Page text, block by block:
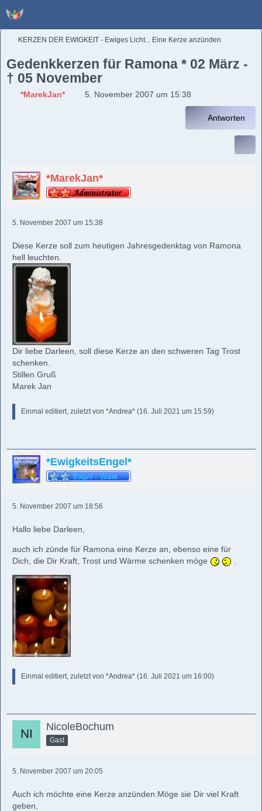
KERZEN DER EWIGKEIT - Ewiges Licht... Eine Kerze anzünden
Gedenkkerzen für Ramona * 02 März -
† 05 November
*MarekJan* 5. November 2007 um 15:38
Antworten
*MarekJan*
5. November 2007 um 15:38
Diese Kerze soll zum heutigen Jahresgedenktag von Ramona
hell leuchten.
Dir liebe Darleen, soll diese Kerze an den schweren Tag Trost
schenken.
Stillen Gruß
Marek Jan
Einmal editiert, zuletzt von *Andrea* (16. Juli 2021 um 15:59)
*EwigkeitsEngel*
5. November 2007 um 18:56
Hallo liebe Darleen,
auch ich zünde für Ramona eine Kerze an, ebenso eine für
Dich, die Dir Kraft, Trost und Wärme schenken möge
Einmal editiert, zuletzt von *Andrea* (16. Juli 2021 um 16:00)
NicoleBochum
Gast
5. November 2007 um 20:05
Auch ich möchte eine Kerze anzünden.Möge sie Dir viel Kraft
geben,